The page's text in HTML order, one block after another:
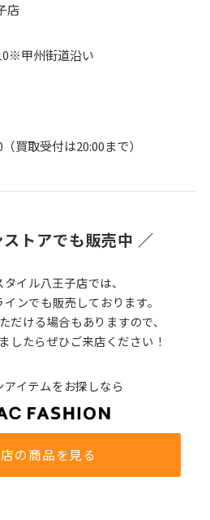
店
甲州街道沿い
買取受付は20:00まで）
トアでも販売中 ／
イル八王子店では、
ンでも販売しております。
だける場合もありますので、
したらぜひご来店ください！
アイテムをお探しなら
の商品を見る